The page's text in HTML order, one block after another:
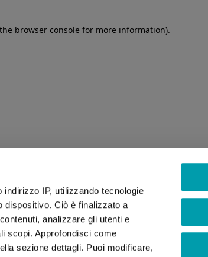
IP, utilizzando tecnologie
dispositivo. Ciò è finalizzato a
analizzare gli utenti e
scopi. Approfondisci come
sezione dettagli. Puoi modificare,
browser console for more information).